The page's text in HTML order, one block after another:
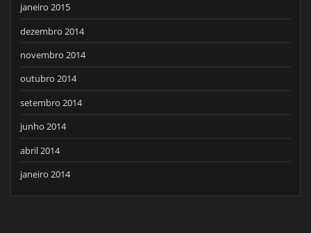
janeiro 2015
dezembro 2014
novembro 2014
outubro 2014
setembro 2014
junho 2014
abril 2014
janeiro 2014